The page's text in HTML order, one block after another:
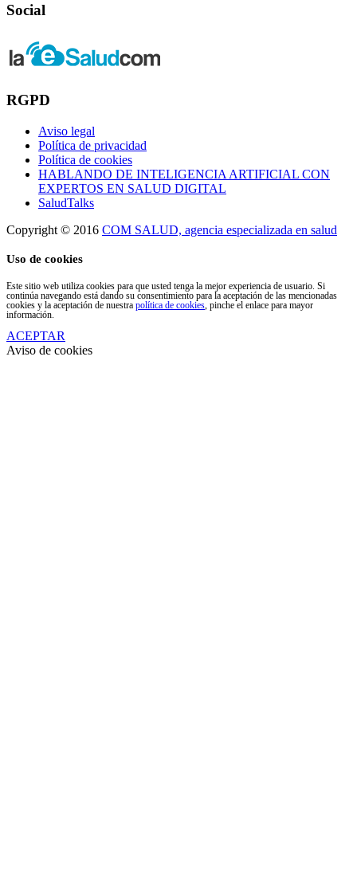
Social
RGPD
Aviso legal
Política de privacidad
Política de cookies
HABLANDO DE INTELIGENCIA ARTIFICIAL CON
EXPERTOS EN SALUD DIGITAL
SaludTalks
Copyright © 2016 COM SALUD, agencia especializada en salud
Uso de cookies
Este sitio web utiliza cookies para que usted tenga la mejor experiencia de usuario. Si
continúa navegando está dando su consentimiento para la aceptación de las mencionadas
cookies y la aceptación de nuestra política de cookies , pinche el enlace para mayor
información.
ACEPTAR
Aviso de cookies